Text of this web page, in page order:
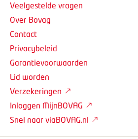
Veelgestelde vragen
Over Bovag
Contact
Privacybeleid
Garantievoorwaarden
Lid worden
Verzekeringen
Inloggen MijnBOVAG
Snel naar viaBOVAG.nl